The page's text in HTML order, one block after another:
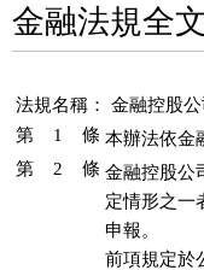
金融法規全
法規名稱：
金融控股
第 1 條 本辦法依金
第 2 條 金融控股公
定情形之一
申報。
前項規定於